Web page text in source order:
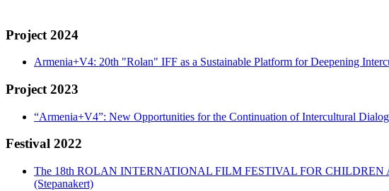
Project 2024
Armenia+V4: 20th "Rolan" IFF as a Sustainable Platform for Deepening
Project 2023
“Armenia+V4”: New Opportunities for the Continuation of Intercultural
Festival 2022
The 18th ROLAN INTERNATIONAL FILM FESTIVAL FOR CHILDREN
(Stepanakert)